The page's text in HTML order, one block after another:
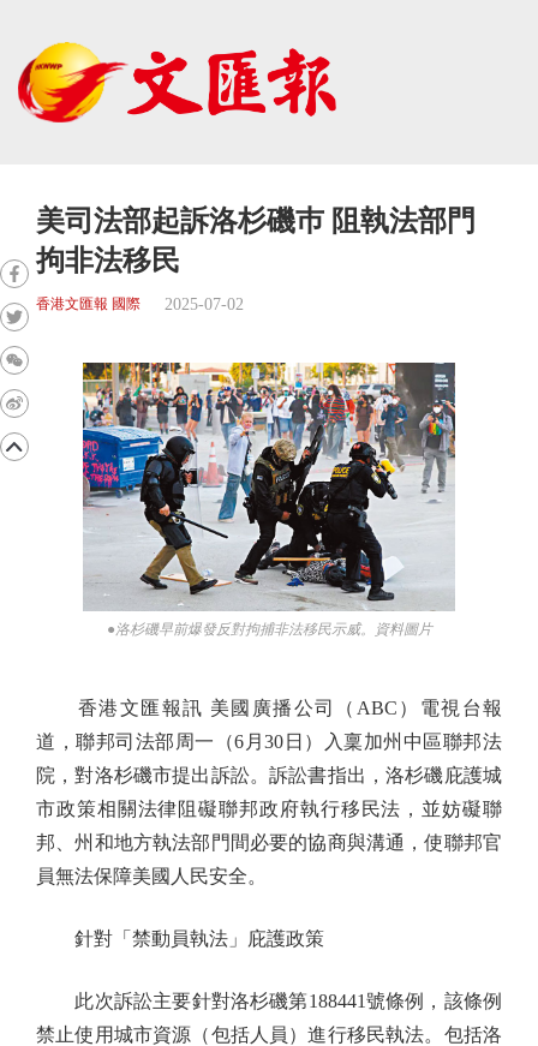
美司法部起訴洛杉磯巿 阻執法部門
拘非法移民
香港文匯報 國際 2025-07-02
●洛杉磯早前爆發反對拘捕非法移民示威。資料圖片
香港文匯報訊 美國廣播公司（ABC）電視台報
道，聯邦司法部周一（6月30日）入稟加州中區聯邦法
院，對洛杉磯市提出訴訟。訴訟書指出，洛杉磯庇護城
市政策相關法律阻礙聯邦政府執行移民法，並妨礙聯
邦、州和地方執法部門間必要的協商與溝通，使聯邦官
員無法保障美國人民安全。
針對「禁動員執法」庇護政策
此次訴訟主要針對洛杉磯第188441號條例，該條例
禁止使用城市資源（包括人員）進行移民執法。包括洛